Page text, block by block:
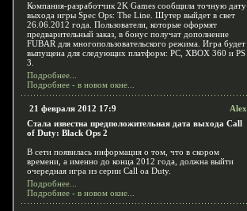
Компания-разработчик 2K Games сообщила точную дату
выхода игры Spec Ops: The Line. Шутер выйдет в свет
26.06.2012 года. Пользователи, которые оформят
предварительный заказ, в бонус получат дополнение
FUBAR для многопользовательского режима. Игра будет
выпущена для следующих платформ: PC, XBOX 360 и PS
3.
Подробнее...
Подробнее - в новом окне...
21 февраля 2012 17:9
Alex
Стала известна предположительная дата выхода Call
of Duty: Black Ops 2
В сети появилась информация о том, что в скором
времени, а именно до конца 2012 года, должна выйти
очередная игра из серии Call oа Duty.
Подробнее...
Подробнее - в новом окне...